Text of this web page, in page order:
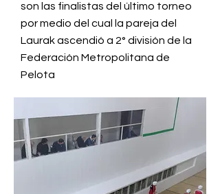
son las finalistas del último torneo
por medio del cual la pareja del
Laurak ascendió a 2° división de la
Federación Metropolitana de
Pelota